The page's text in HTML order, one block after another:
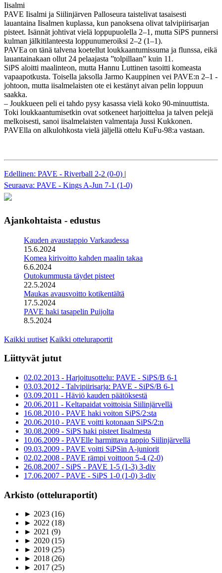
Iisalmi
PAVE Iisalmi ja Siilinjärven Palloseura taistelivat tasaisesti
lauantaina Iisalmen kuplassa, kun panoksena olivat talvipiirisarjan
pisteet. Isännät johtivat vielä loppupuolella 2–1, mutta SiPS punnersi
kulman jälkitilanteesta loppunumeroiksi 2–2 (1–1).
PAVEa on tänä talvena koetellut loukkaantumissuma ja flunssa, eikä
lauantainakaan ollut 24 pelaajasta ”tolpillaan” kuin 11.
SiPS aloitti maalinteon, mutta Hannu Luttinen tasoitti komeasta
vapaapotkusta. Toisella jaksolla Jarmo Kauppinen vei PAVE:n 2–1 -
johtoon, mutta iisalmelaisten ote ei kestänyt aivan pelin loppuun
saakka.
– Joukkueen peli ei tahdo pysy kasassa vielä koko 90-minuuttista.
Toki loukkaantumisetkin ovat sotkeneet harjoittelua ja talven pelejä
melkoisesti, sanoi iisalmelaisten valmentaja Jussi Kukkonen.
PAVElla on alkulohkosta vielä jäljellä ottelu KuFu-98:a vastaan.
Edellinen: PAVE - Riverball 2-2 (0-0) |
Seuraava: PAVE - Kings A-Jun 7-1 (1-0)
Ajankohtaista - edustus
Kauden avaustappio Varkaudessa
15.6.2024
Komea kirivoitto kahden maalin takaa
6.6.2024
Outokummusta täydet pisteet
22.5.2024
Maukas avausvoitto kotikentältä
17.5.2024
PAVE haki tasapelin Puijolta
8.5.2024
Kaikki uutiset Kaikki otteluraportit
Liittyvät jutut
02.02.2013 - Harjoitusottelu: PAVE - SiPS/B 6-1
03.03.2012 - Talvipiirisarja: PAVE - SiPS/B 6-1
03.09.2011 - Häviö kauden päätöksestä
20.06.2011 - Keltapaidat voittoisia Siilinjärvellä
16.08.2010 - PAVE haki voiton SiPS/2:sta
20.06.2010 - PAVE voitti kotonaan SiPS/2:n
30.08.2009 - SiPS haki pisteet Iisalmesta
10.06.2009 - PAVElle harmittava tappio Siilinjärvellä
09.03.2009 - PAVE voitti SiPSin A-juniorit
02.02.2008 - PAVE rämpi voittoon 5-4 (2-0)
26.08.2007 - SiPS - PAVE 1-5 (1-3) 3-div
17.06.2007 - PAVE - SiPS 1-0 (1-0) 3-div
Arkisto (otteluraportit)
► 2023 (16)
► 2022 (18)
► 2021 (9)
► 2020 (15)
► 2019 (25)
► 2018 (26)
► 2017 (25)